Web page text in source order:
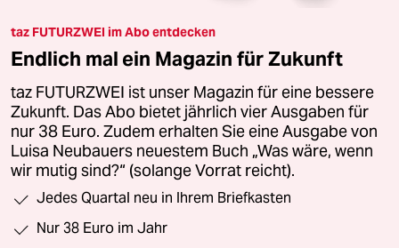
taz FUTURZWEI im Abo entdecken
Endlich mal ein Magazin für Zukunft
taz FUTURZWEI ist unser Magazin für eine bessere
Zukunft. Das Abo bietet jährlich vier Ausgaben für
nur 38 Euro. Zudem erhalten Sie eine Ausgabe von
Luisa Neubauers neuestem Buch „Was wäre, wenn
wir mutig sind?“ (solange Vorrat reicht).
Jedes Quartal neu in Ihrem Briefkasten
Nur 38 Euro im Jahr